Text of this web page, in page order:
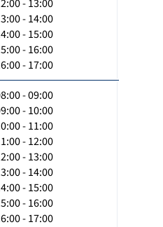
- 13:00
- 14:00
- 15:00
- 16:00
- 17:00
- 09:00
- 10:00
- 11:00
- 12:00
- 13:00
- 14:00
- 15:00
- 16:00
- 17:00